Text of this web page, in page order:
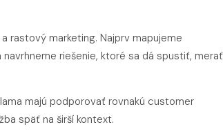
rastový marketing. Najprv mapujeme
riešenie, ktoré sa dá spustiť, merať
majú podporovať rovnakú customer
späť na širší kontext.